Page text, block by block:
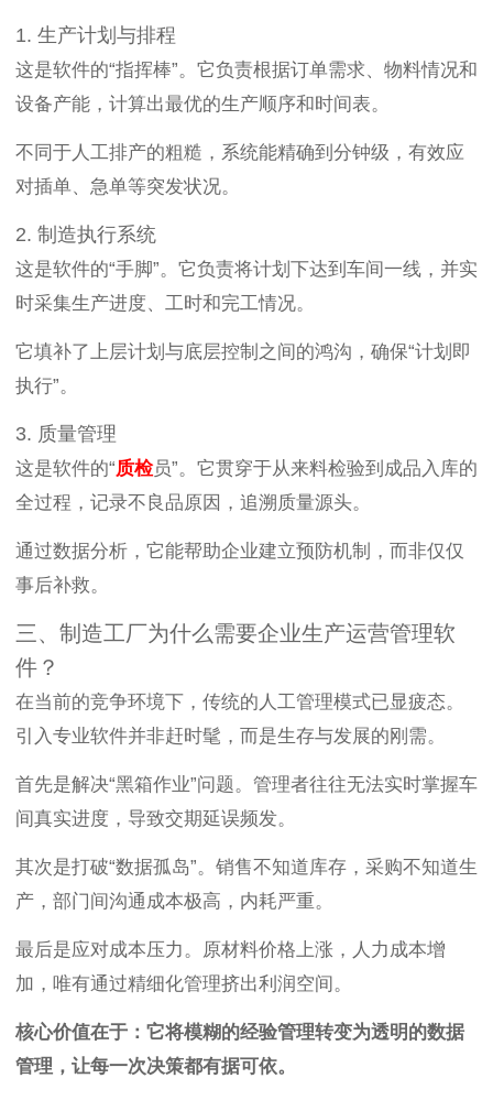
1. 生产计划与排程
这是软件的“指挥棒”。它负责根据订单需求、物料情况和
设备产能，计算出最优的生产顺序和时间表。
不同于人工排产的粗糙，系统能精确到分钟级，有效应
对插单、急单等突发状况。
2. 制造执行系统
这是软件的“手脚”。它负责将计划下达到车间一线，并实
时采集生产进度、工时和完工情况。
它填补了上层计划与底层控制之间的鸿沟，确保“计划即
执行”。
3. 质量管理
这是软件的“质检员”。它贯穿于从来料检验到成品入库的
全过程，记录不良品原因，追溯质量源头。
通过数据分析，它能帮助企业建立预防机制，而非仅仅
事后补救。
三、制造工厂为什么需要企业生产运营管理软
件？
在当前的竞争环境下，传统的人工管理模式已显疲态。
引入专业软件并非赶时髦，而是生存与发展的刚需。
首先是解决“黑箱作业”问题。管理者往往无法实时掌握车
间真实进度，导致交期延误频发。
其次是打破“数据孤岛”。销售不知道库存，采购不知道生
产，部门间沟通成本极高，内耗严重。
最后是应对成本压力。原材料价格上涨，人力成本增
加，唯有通过精细化管理挤出利润空间。
核心价值在于：它将模糊的经验管理转变为透明的数据
管理，让每一次决策都有据可依。